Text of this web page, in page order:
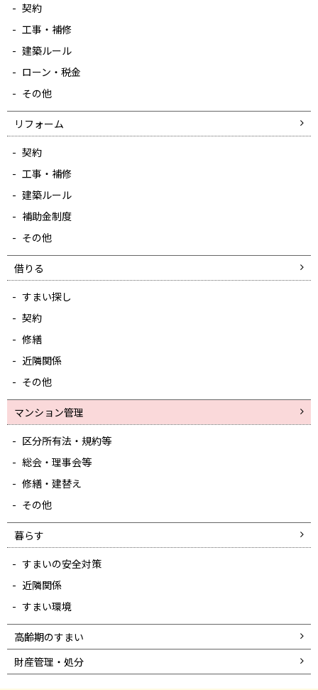
契約
工事・補修
建築ルール
ローン・税金
その他
リフォーム
契約
工事・補修
建築ルール
補助金制度
その他
借りる
すまい探し
契約
修繕
近隣関係
その他
マンション管理
区分所有法・規約等
総会・理事会等
修繕・建替え
その他
暮らす
すまいの安全対策
近隣関係
すまい環境
高齢期のすまい
財産管理・処分